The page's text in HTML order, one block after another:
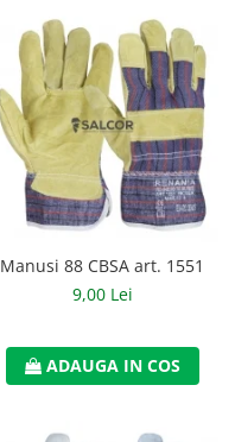
Manusi 88 CBSA art. 1551
9,00 Lei
ADAUGA IN COS